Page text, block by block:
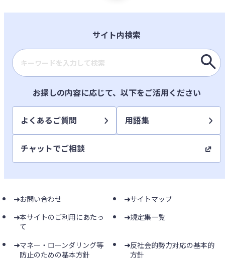
サイト内検索
検索キーワード入力
お探しの内容に応じて、以下をご活用ください
よくあるご質問 用語集
チャットでご相談
お問い合わせ
サイトマップ
本サイトのご利用にあたっ
て
規定集一覧
マネー・ローンダリング等
防止のための基本方針
反社会的勢力対応の基本的
方針